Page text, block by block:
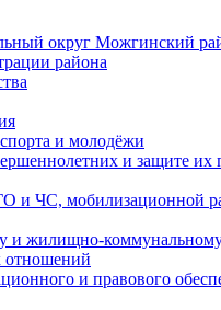
округ Можгинский
района
и молодёжи
и защите их
и ЧС, мобилизационной
и жилищно-коммунальному
отношений
и правового